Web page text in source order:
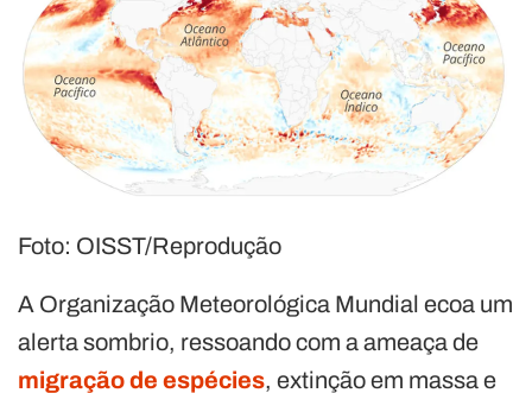
Foto: OISST/Reprodução
A Organização Meteorológica Mundial ecoa um
alerta sombrio, ressoando com a ameaça de
migração de espécies, extinção em massa e